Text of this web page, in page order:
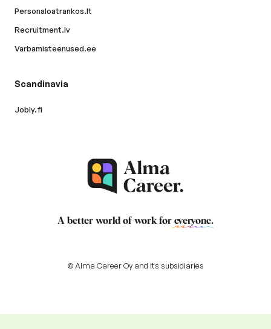
Personaloatrankos.lt
Recruitment.lv
Varbamisteenused.ee
Scandinavia
Jobly.fi
A better world of work for everyone.
© Alma Career Oy and its subsidiaries